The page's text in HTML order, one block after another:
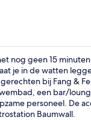
nog geen 15
je in de watten
bij Fang &
een bar/
personeel. De
Baumwall.